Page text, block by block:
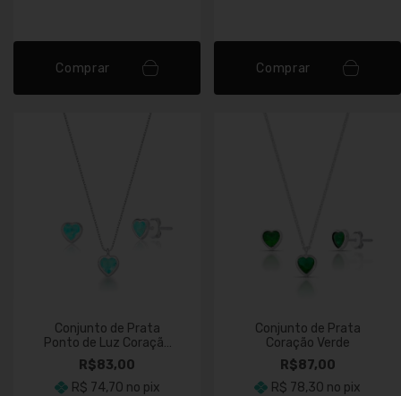
Comprar Comprar
Conjunto de Prata
Ponto de Luz Coração
Turmalina
R$83,00
R$ 74,70 no pix
Conjunto de Prata
Coração Verde
R$87,00
R$ 78,30 no pix